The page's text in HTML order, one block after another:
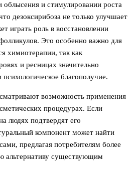
облысения и стимулировании роста
дезоксирибоза не только улучшает
играть роль в восстановлении
Это особенно важно для
химиотерапии, так как
и ресницах значительно
благополучие.
возможность применения
процедурах. Если
людях подтвердят его
компонент может найти
предлагая потребителям более
альтернативу существующим